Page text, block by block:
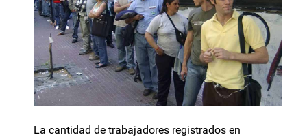
La cantidad de trabajadores registrados en